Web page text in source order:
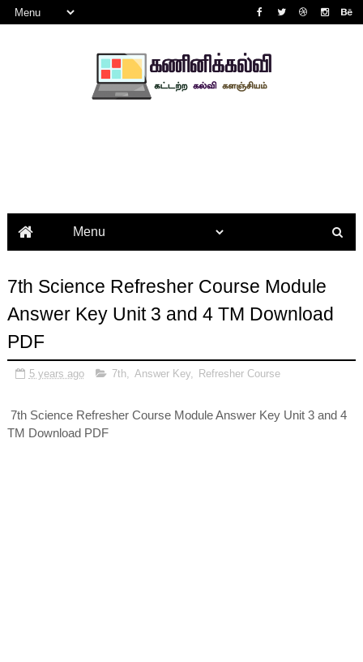
7th Science Refresher Course Module
Answer Key Unit 3 and 4 TM Download
PDF
5 years ago 7th, Answer Key, Refresher Course
7th Science Refresher Course Module Answer Key Unit 3 and 4
TM Download PDF